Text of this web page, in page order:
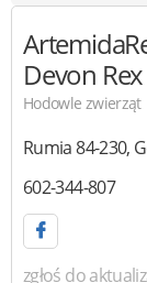
Devon Rex
Hodowle zwierząt
Rumia84-230,
602-344-807
zgłoś do